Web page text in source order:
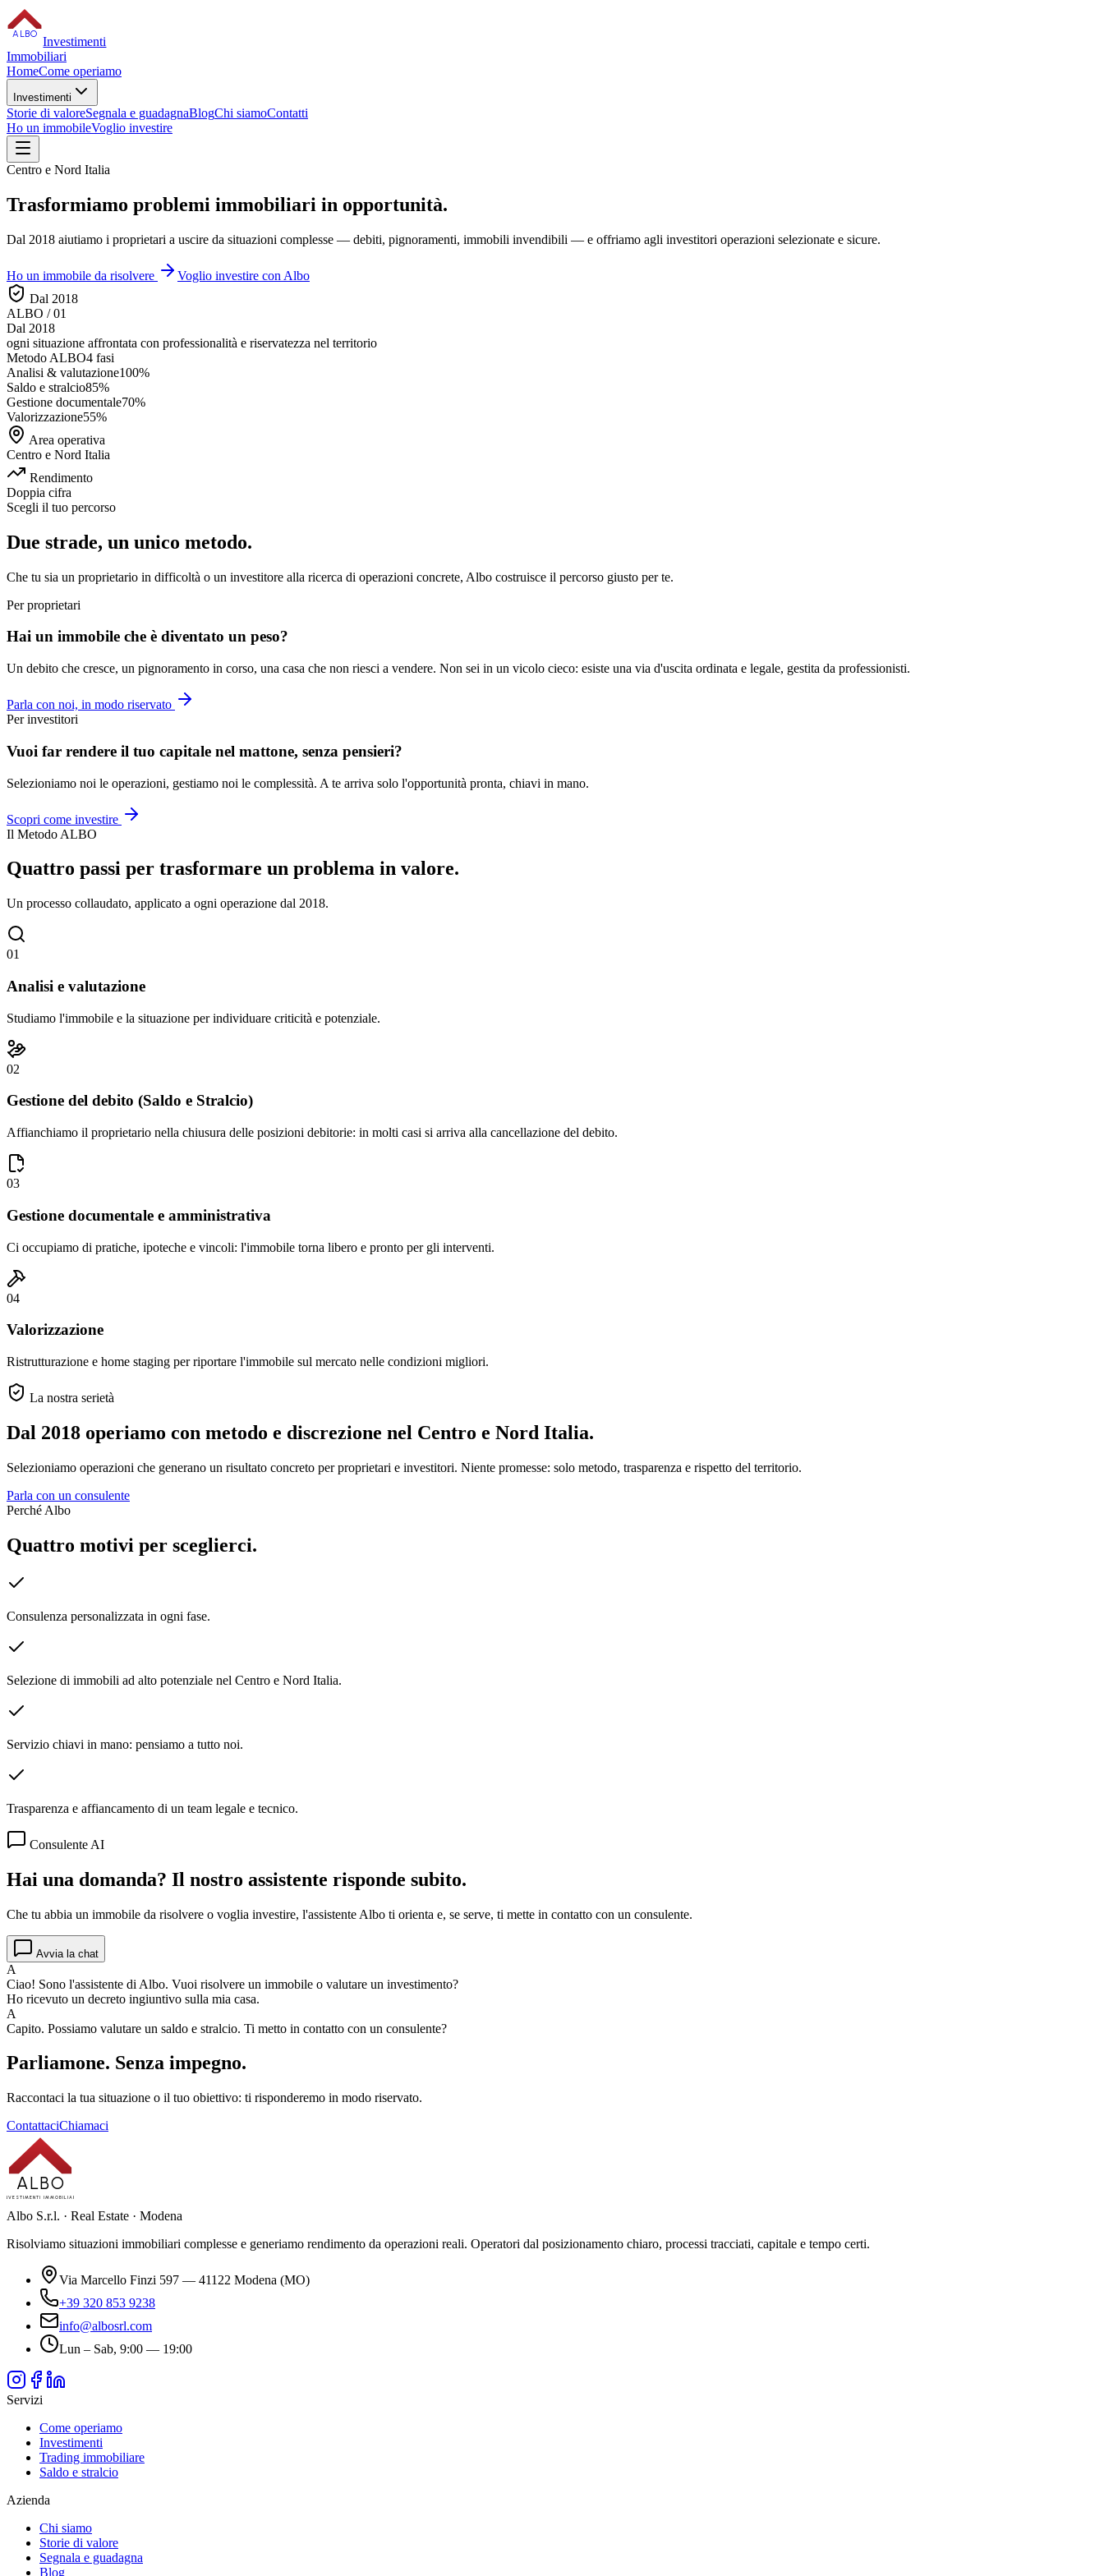
ALBO
Investimenti
Immobiliari
HomeCome operiamo
Investimenti
Storie di valoreSegnala e guadagnaBlogChi siamoContatti
Ho un immobileVoglio investire
Centro e Nord Italia
Trasformiamo problemi immobiliari in opportunità.
Dal 2018 aiutiamo i proprietari a uscire da situazioni complesse — debiti, pignoramenti, immobili invendibili — e offriamo agli investitori operazioni selezionate e sicure.
Ho un immobile da risolvere
Voglio investire con Albo
Dal 2018
ALBO / 01
Dal 2018
ogni situazione affrontata con professionalità e riservatezza nel territorio
Metodo ALBO4 fasi
Analisi & valutazione100%
Saldo e stralcio85%
Gestione documentale70%
Valorizzazione55%
Area operativa
Centro e Nord Italia
Rendimento
Doppia cifra
Scegli il tuo percorso
Due strade, un unico metodo.
Che tu sia un proprietario in difficoltà o un investitore alla ricerca di operazioni concrete, Albo costruisce il percorso giusto per te.
Per proprietari
Hai un immobile che è diventato un peso?
Un debito che cresce, un pignoramento in corso, una casa che non riesci a vendere. Non sei in un vicolo cieco: esiste una via d'uscita ordinata e legale, gestita da professionisti.
Parla con noi, in modo riservato
Per investitori
Vuoi far rendere il tuo capitale nel mattone, senza pensieri?
Selezioniamo noi le operazioni, gestiamo noi le complessità. A te arriva solo l'opportunità pronta, chiavi in mano.
Scopri come investire
Il Metodo ALBO
Quattro passi per trasformare un problema in valore.
Un processo collaudato, applicato a ogni operazione dal 2018.
01
Analisi e valutazione
Studiamo l'immobile e la situazione per individuare criticità e potenziale.
02
Gestione del debito (Saldo e Stralcio)
Affianchiamo il proprietario nella chiusura delle posizioni debitorie: in molti casi si arriva alla cancellazione del debito.
03
Gestione documentale e amministrativa
Ci occupiamo di pratiche, ipoteche e vincoli: l'immobile torna libero e pronto per gli interventi.
04
Valorizzazione
Ristrutturazione e home staging per riportare l'immobile sul mercato nelle condizioni migliori.
La nostra serietà
Dal 2018 operiamo con metodo e discrezione nel Centro e Nord Italia.
Selezioniamo operazioni che generano un risultato concreto per proprietari e investitori. Niente promesse: solo metodo, trasparenza e rispetto del territorio.
Parla con un consulente
Perché Albo
Quattro motivi per sceglierci.
Consulenza personalizzata in ogni fase.
Selezione di immobili ad alto potenziale nel Centro e Nord Italia.
Servizio chiavi in mano: pensiamo a tutto noi.
Trasparenza e affiancamento di un team legale e tecnico.
Consulente AI
Hai una domanda? Il nostro assistente risponde subito.
Che tu abbia un immobile da risolvere o voglia investire, l'assistente Albo ti orienta e, se serve, ti mette in contatto con un consulente.
Avvia la chat
A
Ciao! Sono l'assistente di Albo. Vuoi risolvere un immobile o valutare un investimento?
Ho ricevuto un decreto ingiuntivo sulla mia casa.
A
Capito. Possiamo valutare un saldo e stralcio. Ti metto in contatto con un consulente?
Parliamone. Senza impegno.
Raccontaci la tua situazione o il tuo obiettivo: ti risponderemo in modo riservato.
ContattaciChiamaci
ALBO
INVESTIMENTI IMMOBILIARI
Albo S.r.l. · Real Estate · Modena
Risolviamo situazioni immobiliari complesse e generiamo rendimento da operazioni reali. Operatori dal posizionamento chiaro, processi tracciati, capitale e tempo certi.
Via Marcello Finzi 597 — 41122 Modena (MO)
+39 320 853 9238
info@albosrl.com
Lun – Sab, 9:00 — 19:00
Servizi
Come operiamo
Investimenti
Trading immobiliare
Saldo e stralcio
Azienda
Chi siamo
Storie di valore
Segnala e guadagna
Blog